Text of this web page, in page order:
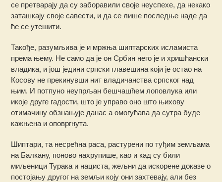
се претварају да су заборавили своје неуспехе, да некако
заташкају своје савести, и да се лише последње наде да
ће се утешити.
Такође, разумљива је и мржња шиптарских исламиста
према њему. Не само да је он Србин него је и хришћански
владика, и још једини српски главешина који је остао на
Косову не прекинувши нит владичанства српског над
њим. И потпуно неупрљан бешчашћем лоповлука или
икоје друге гадости, што је управо оно што њихову
отимачину обзнањује данас а омогућава да сутра буде
кажњена и оповргнута.
Шиптари, та несрећна раса, растурени по туђим земљама
на Балкану, поново нахрупише, као и кад су били
миљеници Турака и нациста, жељни да искорене доказе о
постојању другог на земљи коју они захтевају, али без